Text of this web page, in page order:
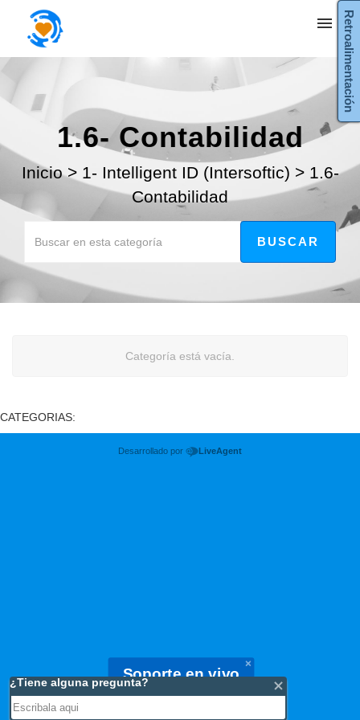
Enviar ticket
Entrada1.6- Contabilidad
Inicio > 1- Intelligent ID (Intersoftic) > 1.6-
Contabilidad
Categoría está vacía.
CATEGORIAS:
Desarrollado por LiveAgent
Soporte en vivo
Retroalimentación